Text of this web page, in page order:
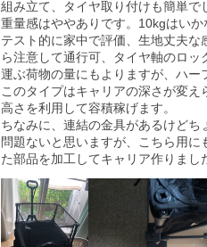
組み立て、タイヤ取り付けも簡単で
重量感はややありです。10kgはい
テスト的に家中で評価、生地丈夫
ら注意して通行可、タイヤ軸のロ
運ぶ荷物の量にもよりますが、ハー
このタイプはキャリアの深さが変え
高さを利用して容積稼げます。
ちなみに、連結の金具があるけどち
問題ないと思いますが、こちら用
た部品を加工してキャリア作りまし